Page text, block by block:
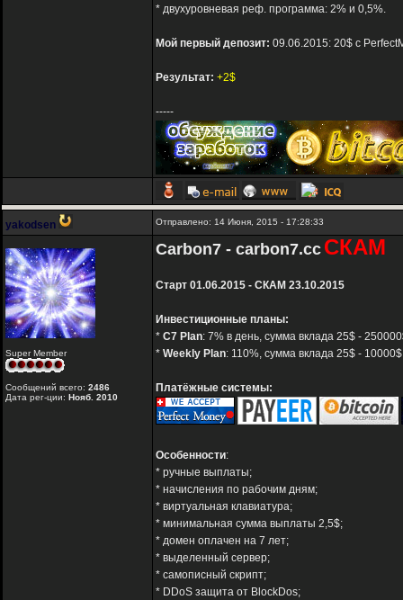
* двухуровневая реф. программа: 2% и 0,5%.
Мой первый депозит: 09.06.2015: 20$ с
Результат: +2$
-----
yakodsen Отправлено: 14 Июня, 2015 - 17:28:33
Super Member
Сообщений всего: 2486
Дата рег-ции: Нояб. 2010
Carbon7 - carbon7.cc СКАМ
Старт 01.06.2015 - СКАМ 23.10.2015
Инвестиционные планы:
* C7 Plan: 7% в день, сумма вклада 25$ -
* Weekly Plan: 110%, сумма вклада 25$ -
Платёжные системы:
Особенности:
* ручные выплаты;
* начисления по рабочим дням;
* виртуальная клавиатура;
* минимальная сумма выплаты 2,5$;
* домен оплачен на 7 лет;
* выделенный сервер;
* самописный скрипт;
* DDoS защита от BlockDos;